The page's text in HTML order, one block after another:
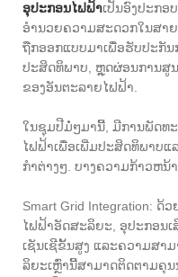
ອຸປະກອນໄຟຟ້າເປັນອົງປະກອ
ອໍານວຍຄວາມສະດວກໃນສາ
ຖືກອອກແບບມາເພື່ອຮັບປະກັ
ປະສິດທິພາບ, ຫຼຸດຜ່ອນການສູ
ຂອງອັນຕະລາຍໄຟຟ້າ.
ໃນຊຸມປີມໍ່ໆມານີ້, ມີການພັດທະ
ໄຟຟ້າເພື່ອເພີ່ມປະສິດທິພາບ
ກໍາຕ່າງໆ. ບາງຄວາມກ້າວຫນ້
Smart Grid Integration: ດ້
ໄຟຟ້າອັດສະລິຍະ, ອຸປະກອນ
ເຊັນເຊີຂັ້ນສູງ ແລະຄວາມສາ
ລິຍະເຫຼົ່ານີ້ສາມາດຕິດຕາມຄຸນ